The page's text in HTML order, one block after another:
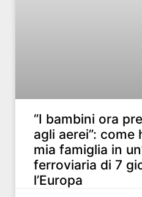
“I bambini ora
agli aerei”:
mia famiglia in
ferroviaria di 7
l’Europa